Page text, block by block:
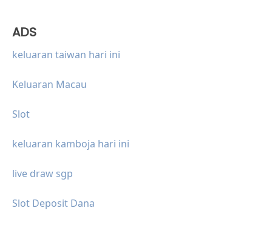
ADS
keluaran taiwan hari ini
Keluaran Macau
Slot
keluaran kamboja hari ini
live draw sgp
Slot Deposit Dana